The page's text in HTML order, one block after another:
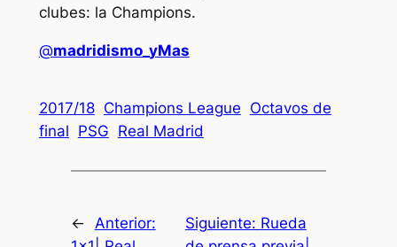
clubes: la Champions.
@madridismo_yMas
2017/18 Champions League Octavos de
final PSG Real Madrid
← Anterior:
Siguiente: Rueda